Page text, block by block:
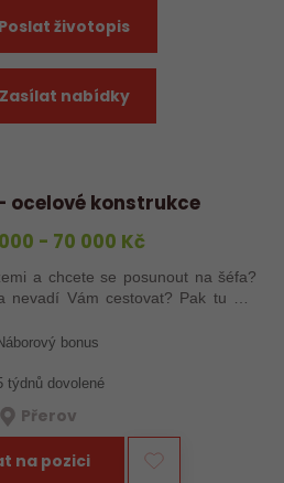
Poslat životopis
Zasílat nabídky
ocelové konstrukce
- 70 000 Kč
a chcete se posunout na šéfa?
nevadí Vám cestovat? Pak tu pro
bonus
týdnů dovolené
Přerov
na pozici